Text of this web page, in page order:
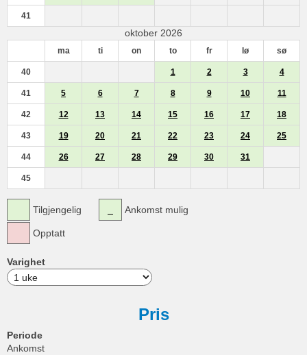
41
oktober 2026
ma ti on to fr lø sø
40 1 2 3 4
41 5 6 7 8 9 10 11
42 12 13 14 15 16 17 18
43 19 20 21 22 23 24 25
44 26 27 28 29 30 31
45
Tilgjengelig
Opptatt
Ankomst mulig
Varighet
Pris
Periode
Ankomst